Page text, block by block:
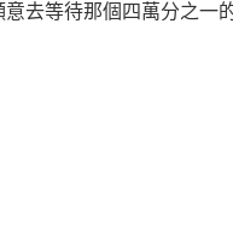
去等待那個四萬分之一